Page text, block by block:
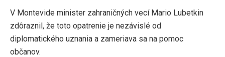
V Montevide minister zahraničných vecí Mario Lubetkin
zdôraznil, že toto opatrenie je nezávislé od
diplomatického uznania a zameriava sa na pomoc
občanov.